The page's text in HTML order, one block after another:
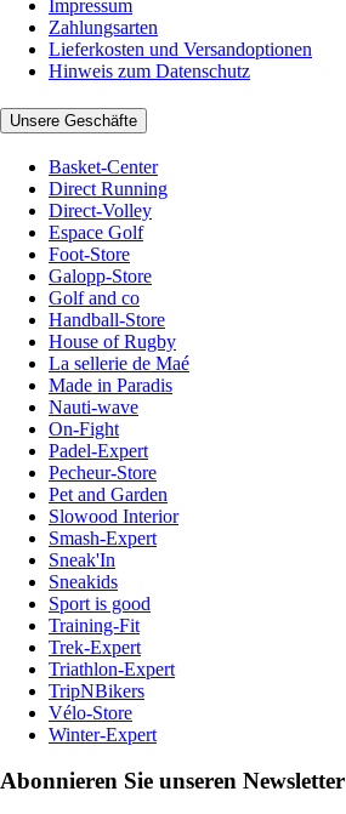
Impressum
Zahlungsarten
Lieferkosten und Versandoptionen
Hinweis zum Datenschutz
Unsere Geschäfte
Basket-Center
Direct Running
Direct-Volley
Espace Golf
Foot-Store
Galopp-Store
Golf and co
Handball-Store
House of Rugby
La sellerie de Maé
Made in Paradis
Nauti-wave
On-Fight
Padel-Expert
Pecheur-Store
Pet and Garden
Slowood Interior
Smash-Expert
Sneak'In
Sneakids
Sport is good
Training-Fit
Trek-Expert
Triathlon-Expert
TripNBikers
Vélo-Store
Winter-Expert
Abonnieren Sie unseren Newsletter